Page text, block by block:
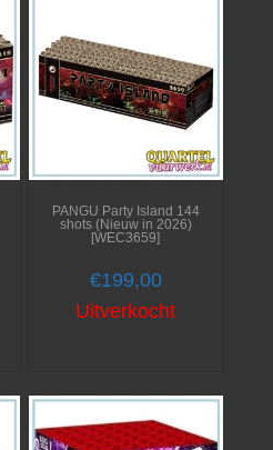
PANGU Party Island 144
shots (Nieuw in 2026)
[WEC3659]
€199,00
Uitverkocht